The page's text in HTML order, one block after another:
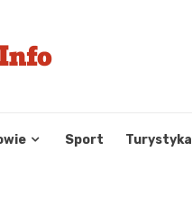
Sport Turystyka